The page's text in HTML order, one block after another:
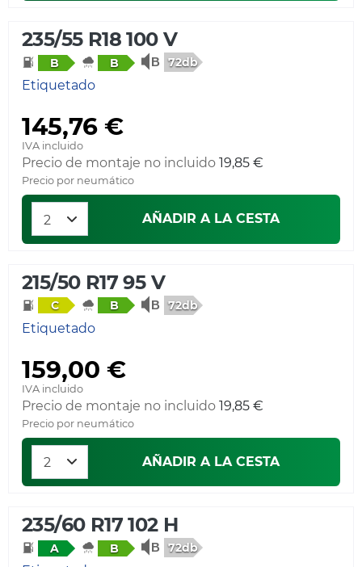
235/55 R18 100 V
B B 72db
Etiquetado
145,76 €
IVA incluido
Precio de montaje no incluido 19,85 €
Precio por neumático
AÑADIR A LA CESTA
215/50 R17 95 V
C B 72db
Etiquetado
159,00 €
IVA incluido
Precio de montaje no incluido 19,85 €
Precio por neumático
AÑADIR A LA CESTA
235/60 R17 102 H
A B 72db